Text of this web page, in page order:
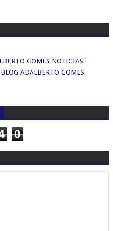
GOMES NOTICIAS
ADALBERTO GOMES
0